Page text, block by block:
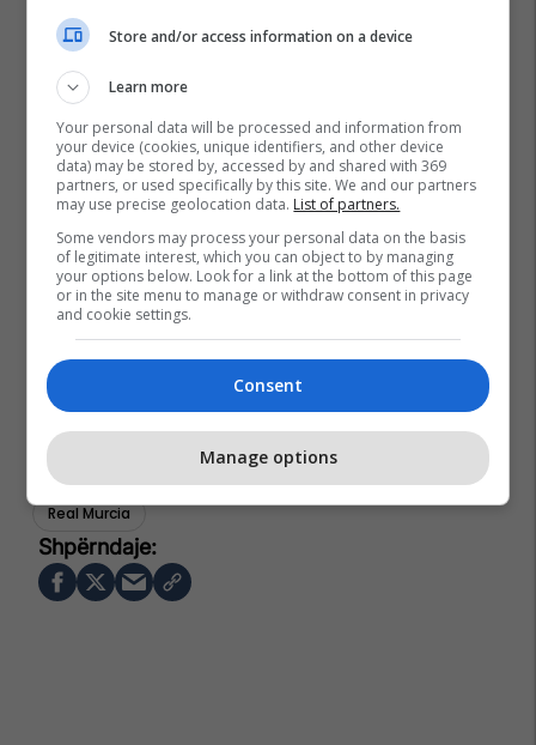
Transferimet
Real Murcia
Store and/or access information on a device
Learn more
Your personal data will be processed and information from
your device (cookies, unique identifiers, and other device
data) may be stored by, accessed by and shared with 369
partners, or used specifically by this site. We and our partners
may use precise geolocation data. List of partners.
Some vendors may process your personal data on the basis
of legitimate interest, which you can object to by managing
your options below. Look for a link at the bottom of this page
or in the site menu to manage or withdraw consent in privacy
and cookie settings.
Consent
Manage options